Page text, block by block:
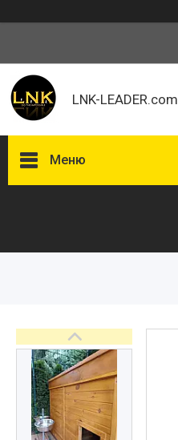
LNK-LEADER.com
Меню
Фотогалерея